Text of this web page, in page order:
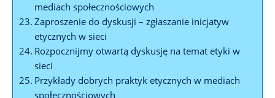
mediach społecznościowych
Zaproszenie do dyskusji – zgłaszanie inicjatyw
etycznych w sieci
Rozpocznijmy otwartą dyskusję na temat etyki w
sieci
Przykłady dobrych praktyk etycznych w mediach
społecznościowych